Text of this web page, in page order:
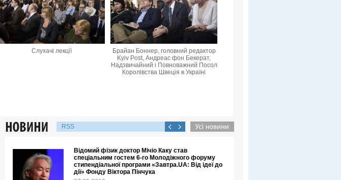
Слухачі лекції
Брайан Боннер, головний редактор
Kyiv Post, Андреас фон Бекерат,
Надзвичайний і Повноважний Посол
Королівства Швеція в Україні
RSS
Відомий фізик доктор Мічіо Каку став
спеціальним гостем 6-го Молодіжного форуму
стипендіальної програми «Завтра.UA: Від ідеї до
дії» Фонду Віктора Пінчука